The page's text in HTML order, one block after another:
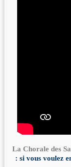
La Chorale des
: si vous voulez